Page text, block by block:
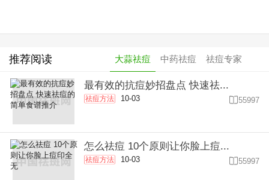
推荐阅读 大蒜祛痘 中药祛痘 祛痘专家
最有效的抗痘妙招盘点 快速祛...
祛痘方法 10-03 55997
怎么祛痘 10个原则让你脸上痘...
祛痘方法 10-03 55997